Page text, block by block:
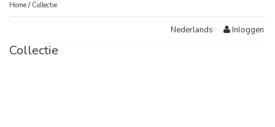
Home / Collectie
Nederlands Inloggen
Collectie